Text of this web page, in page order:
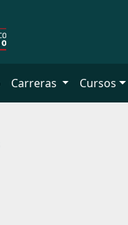
Carreras Cursos